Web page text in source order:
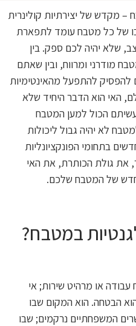
מקדש של יצירתיות קולינרית
של כל מטבח עומד לתפארת
שלא יהיה לכם ספק. בין
מודרני ומרווח, ובין שאתם
להפסיק להתפעל מהאינטימיות
האי הוא הדבר היחיד שלא
הכול למען המטבח
לא יהיה גבול ליכולות
בתחומי הפונקציונליות
את גולת הכותרת, את האי
של המטבח שלכם.
במטבח?
או מרהיט שירות; אי
הבטחה. הוא המקום שבו
המשפחתיים נרקמים; שבו